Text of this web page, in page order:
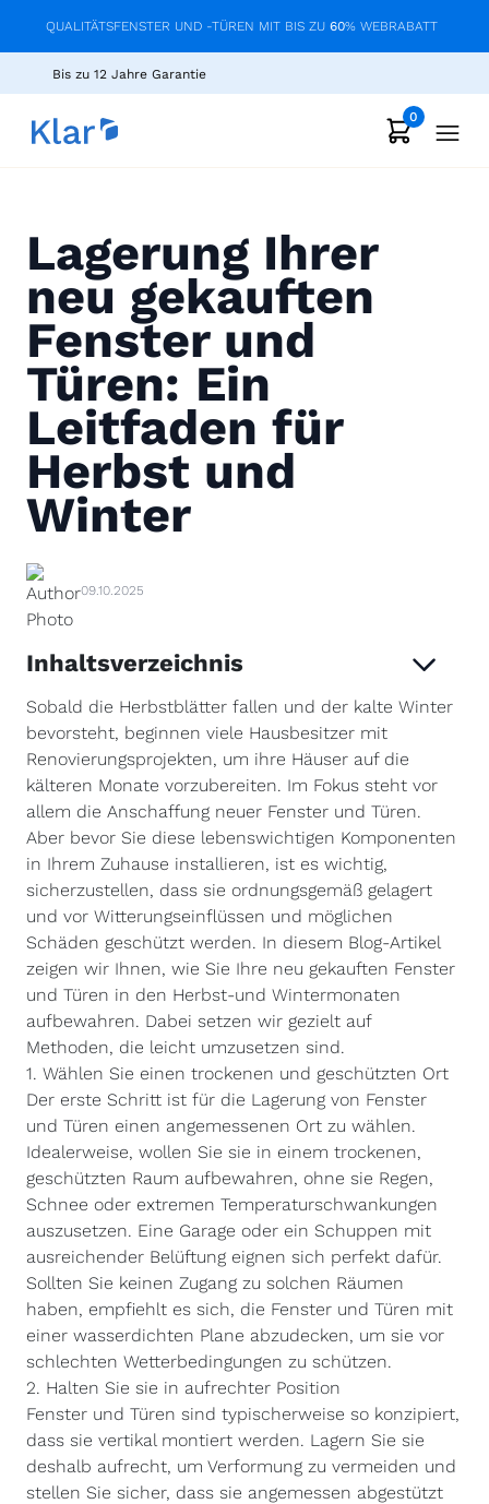
QUALITÄTSFENSTER UND -TÜREN MIT BIS ZU 60% WEBRABATT
Bis zu 12 Jahre Garantie
0
Lagerung Ihrer
neu gekauften
Fenster und
Türen: Ein
Leitfaden für
Herbst und
Winter
09.10.2025
Inhaltsverzeichnis
Sobald die Herbstblätter fallen und der kalte Winter
bevorsteht, beginnen viele Hausbesitzer mit
Renovierungsprojekten, um ihre Häuser auf die
kälteren Monate vorzubereiten. Im Fokus steht vor
allem die Anschaffung neuer Fenster und Türen.
Aber bevor Sie diese lebenswichtigen Komponenten
in Ihrem Zuhause installieren, ist es wichtig,
sicherzustellen, dass sie ordnungsgemäß gelagert
und vor Witterungseinflüssen und möglichen
Schäden geschützt werden. In diesem Blog-Artikel
zeigen wir Ihnen, wie Sie Ihre neu gekauften Fenster
und Türen in den Herbst-und Wintermonaten
aufbewahren. Dabei setzen wir gezielt auf
Methoden, die leicht umzusetzen sind.
1. Wählen Sie einen trockenen und geschützten Ort
Der erste Schritt ist für die Lagerung von Fenster
und Türen einen angemessenen Ort zu wählen.
Idealerweise, wollen Sie sie in einem trockenen,
geschützten Raum aufbewahren, ohne sie Regen,
Schnee oder extremen Temperaturschwankungen
auszusetzen. Eine Garage oder ein Schuppen mit
ausreichender Belüftung eignen sich perfekt dafür.
Sollten Sie keinen Zugang zu solchen Räumen
haben, empfiehlt es sich, die Fenster und Türen mit
einer wasserdichten Plane abzudecken, um sie vor
schlechten Wetterbedingungen zu schützen.
2. Halten Sie sie in aufrechter Position
Fenster und Türen sind typischerweise so konzipiert,
dass sie vertikal montiert werden. Lagern Sie sie
deshalb aufrecht, um Verformung zu vermeiden und
stellen Sie sicher, dass sie angemessen abgestützt